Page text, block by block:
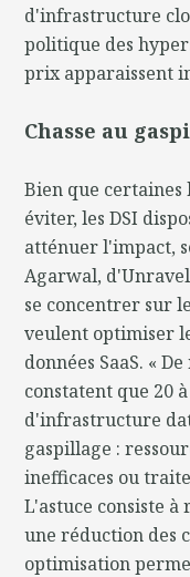
d'infrastructure
politique des
prix apparaissent
Chasse au gaspi
Bien que certaines
éviter, les DSI
atténuer l'impact,
Agarwal,
se concentrer sur
veulent optimiser
données SaaS. «
constatent que 20
d'infrastructure
gaspillage :
inefficaces ou
L'astuce consiste à
une réduction des
optimisation